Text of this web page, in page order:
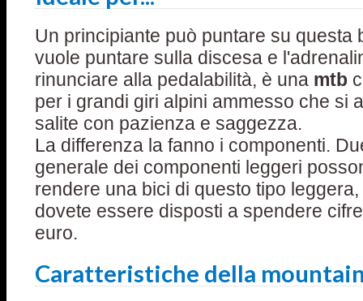
Un principiante può puntare su questa
vuole puntare sulla discesa e
rinunciare alla pedalabilità, è una mtb
per i grandi giri alpini ammesso che si
salite con pazienza e saggezza.
La differenza la fanno i componenti.
generale dei componenti leggeri
rendere una bici di questo tipo
dovete essere disposti a spendere
euro.
Caratteristiche della